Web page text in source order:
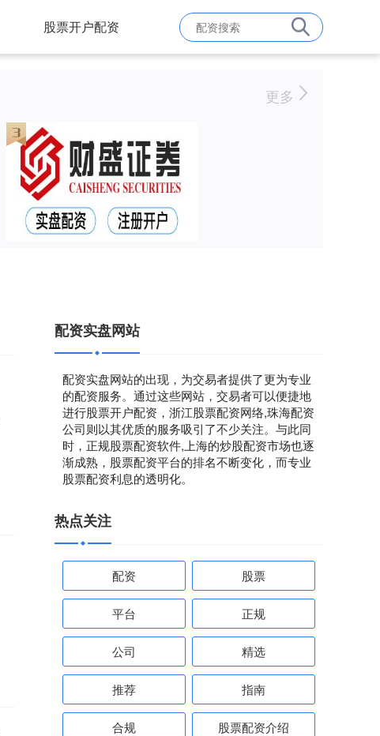
股票开户配资
更多
配资实盘网站
配资实盘网站的出现，为交易者提供了更为专业
的配资服务。通过这些网站，交易者可以便捷地
进行股票开户配资，浙江股票配资网络,珠海配资
公司则以其优质的服务吸引了不少关注。与此同
时，正规股票配资软件,上海的炒股配资市场也逐
渐成熟，股票配资平台的排名不断变化，而专业
股票配资利息的透明化。
热点关注
配资 股票
平台 正规
公司 精选
推荐 指南
合规 股票配资介绍